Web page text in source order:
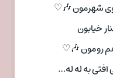
شهرمون 🎶♡
خیابون
رومون 🎶♡
به له له…